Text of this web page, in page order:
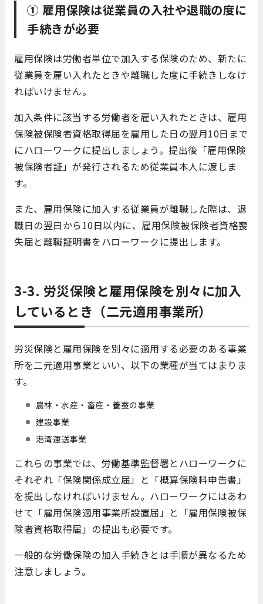
① 雇用保険は従業員の入社や退職の度に
手続きが必要
雇用保険は労働者単位で加入する保険のため、新たに
従業員を雇い入れたときや離職した度に手続きしなけ
ればいけません。
加入条件に該当する労働者を雇い入れたときは、雇用
保険被保険者資格取得届を雇用した日の翌月10日まで
にハローワークに提出しましょう。提出後「雇用保険
被保険者証」が発行されるため従業員本人に渡しま
す。
また、雇用保険に加入する従業員が離職した際は、退
職日の翌日から10日以内に、雇用保険被保険者資格喪
失届と離職証明書をハローワークに提出します。
3-3. 労災保険と雇用保険を別々に加入
しているとき（二元適用事業所）
労災保険と雇用保険を別々に適用する必要のある事業
所を二元適用事業といい、以下の業種が当てはまりま
す。
農林・水産・畜産・養蚕の事業
建設事業
港湾運送事業
これらの事業では、労働基準監督署とハローワークに
それぞれ「保険関係成立届」と「概算保険料申告書」
を提出しなければいけません。ハローワークにはあわ
せて「雇用保険適用事業所設置届」と「雇用保険被保
険者資格取得届」の提出も必要です。
一般的な労働保険の加入手続きとは手順が異なるため
注意しましょう。